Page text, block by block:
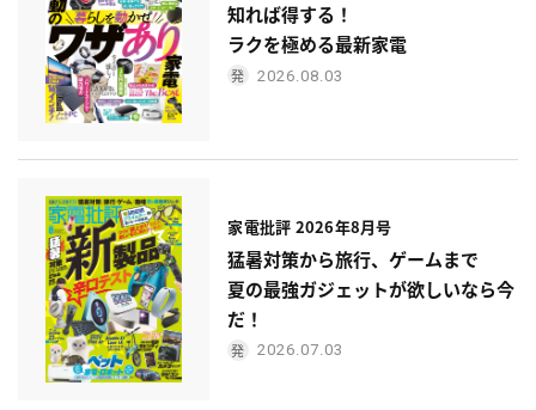
知れば得する！
ラクを極める最新家電
2026.08.03
家電批評 2026年8月号
猛暑対策から旅行、ゲームまで
夏の最強ガジェットが欲しいなら今
だ！
2026.07.03